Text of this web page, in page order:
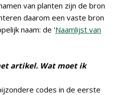
van planten zijn de bron
daarom een vaste bron
naam: de 'Naamlijst van
artikel. Wat moet ik
codes in de eerste